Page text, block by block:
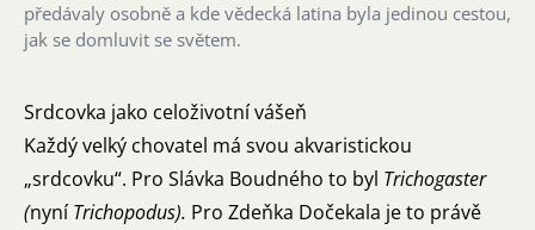
předávaly osobně a kde vědecká latina byla jedinou cestou,
jak se domluvit se světem.
Srdcovka jako celoživotní vášeň
Každý velký chovatel má svou akvaristickou
„srdcovku“. Pro Slávka Boudného to byl Trichogaster
(nyníTrichopodus). Pro Zdeňka Dočekala je to právě